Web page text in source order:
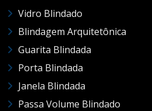
Vidro Blindado
Blindagem Arquitetônica
Guarita Blindada
Porta Blindada
Janela Blindada
Passa Volume Blindado